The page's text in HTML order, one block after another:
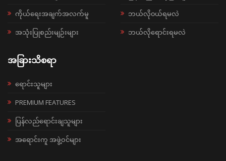
ကိုယ်ရေးအချက်အလက်မူ
အသုံးပြုစည်းမျဉ်းများ
ဘယ်လို၀ယ်ရမလဲ
ဘယ်လိုရောင်းရမလဲ
အခြားသိစရာ
ရောင်းသူများ
PREMIUM FEATURES
ပြန်လည်ရောင်းချသူများ
အရောင်းကူ အဖွဲ့ဝင်များ